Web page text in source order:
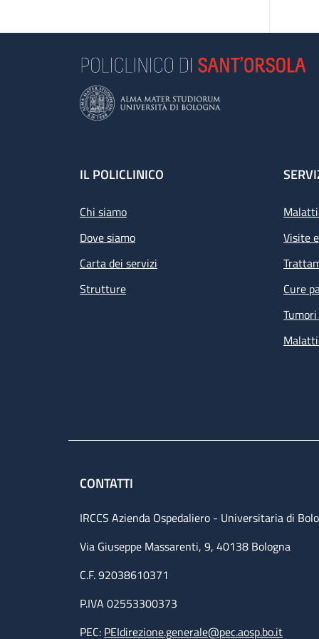
Footer
IL POLICLINICO
Chi siamo
Dove siamo
Carta dei servizi
Strutture
Visite
Cure
CONTATTI
IRCCS Azienda Ospedaliero - Universitaria di
Via Giuseppe Massarenti, 9, 40138 Bologna
C.F. 92038610371
P.IVA 02553300373
PEC: PEIdirezione.generale@pec.aosp.bo.it